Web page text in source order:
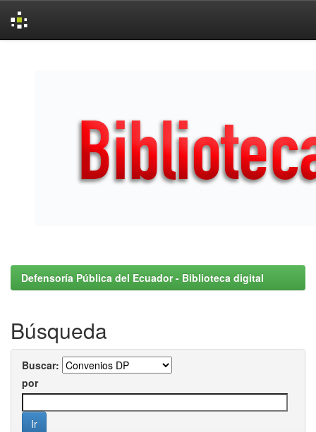
Defensoría Pública del Ecuador - Biblioteca digital
Búsqueda
Buscar:
por